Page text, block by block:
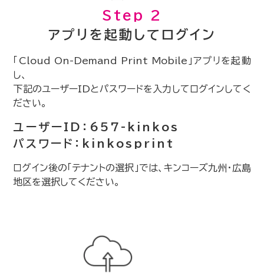
Step 2
アプリを起動してログイン
「Cloud On-Demand Print Mobile」アプリを起動
し、
下記のユーザーIDとパスワードを入力してログインしてく
ださい。
ユーザーID：657-kinkos
パスワード：kinkosprint
ログイン後の「テナントの選択」では、キンコーズ九州・広島
地区を選択してください。